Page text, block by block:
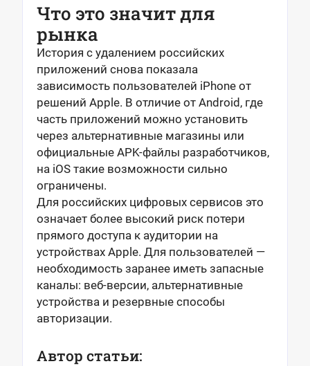
Что это значит для
рынка
История с удалением российских
приложений снова показала
зависимость пользователей iPhone от
решений Apple. В отличие от Android, где
часть приложений можно установить
через альтернативные магазины или
официальные APK-файлы разработчиков,
на iOS такие возможности сильно
ограничены.
Для российских цифровых сервисов это
означает более высокий риск потери
прямого доступа к аудитории на
устройствах Apple. Для пользователей —
необходимость заранее иметь запасные
каналы: веб-версии, альтернативные
устройства и резервные способы
авторизации.
Автор статьи: